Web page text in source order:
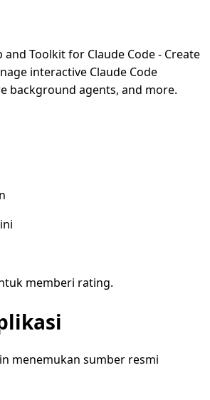
Toolkit for Claude Code - Create
interactive Claude Code
background agents, and more.
memberi rating.
menemukan sumber resmi